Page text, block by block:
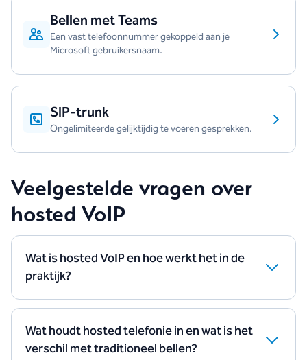
Bellen met Teams
Een vast telefoonnummer gekoppeld aan je
Microsoft gebruikersnaam.
SIP-trunk
Ongelimiteerde gelijktijdig te voeren gesprekken.
Veelgestelde vragen over
hosted VoIP
Wat is hosted VoIP en hoe werkt het in de
praktijk?
via internet waarbij de telefooncentrale niet op locatie
staat, maar in de cloud draait. Je gebruikt vaste
toestellen, apps of softphones en beheert alles online
Wat houdt hosted telefonie in en wat is het
verschil met traditioneel bellen?